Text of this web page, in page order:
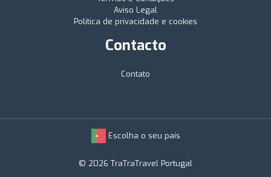
Aviso Legal
Política de privacidade e cookies
Contacto
Contato
Escolha o seu país
© 2026 TraTraTravel Portugal